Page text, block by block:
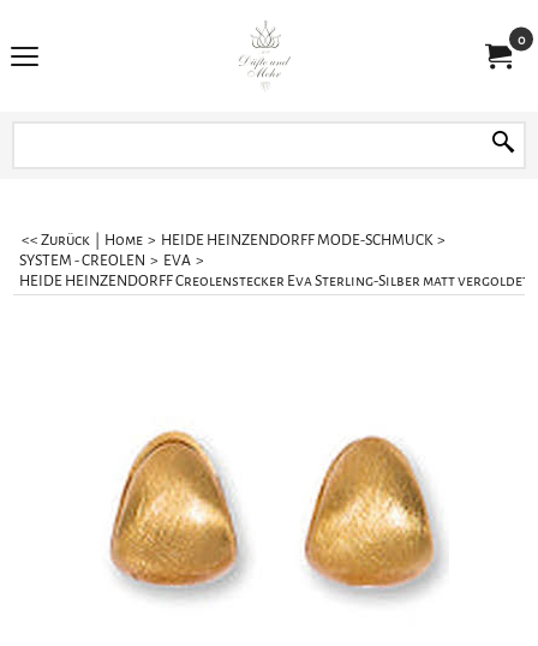
0
<< Zurück Home > HEIDE HEINZENDORFF MODE-SCHMUCK>
SYSTEM - CREOLEN > EVA >
HEIDE HEINZENDORFF Creolenstecker Eva Sterling-Silber matt vergoldet